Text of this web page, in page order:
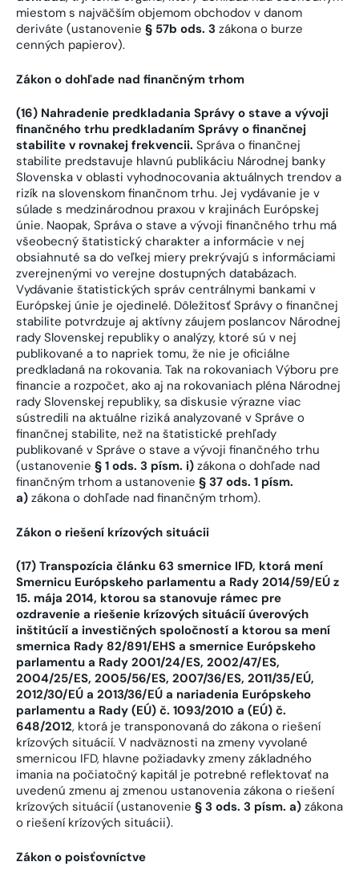
miestom s najväčším objemom obchodov v danom
deriváte (ustanovenie § 57b ods. 3 zákona o burze
cenných papierov).
Zákon o dohľade nad finančným trhom
(16) Nahradenie predkladania Správy o stave a vývoji
finančného trhu predkladaním Správy o finančnej
stabilite v rovnakej frekvencii. Správa o finančnej
stabilite predstavuje hlavnú publikáciu Národnej banky
Slovenska v oblasti vyhodnocovania aktuálnych trendov a
rizík na slovenskom finančnom trhu. Jej vydávanie je v
súlade s medzinárodnou praxou v krajinách Európskej
únie. Naopak, Správa o stave a vývoji finančného trhu má
všeobecný štatistický charakter a informácie v nej
obsiahnuté sa do veľkej miery prekrývajú s informáciami
zverejnenými vo verejne dostupných databázach.
Vydávanie štatistických správ centrálnymi bankami v
Európskej únie je ojedinelé. Dôležitosť Správy o finančnej
stabilite potvrdzuje aj aktívny záujem poslancov Národnej
rady Slovenskej republiky o analýzy, ktoré sú v nej
publikované a to napriek tomu, že nie je oficiálne
predkladaná na rokovania. Tak na rokovaniach Výboru pre
financie a rozpočet, ako aj na rokovaniach pléna Národnej
rady Slovenskej republiky, sa diskusie výrazne viac
sústredili na aktuálne riziká analyzované v Správe o
finančnej stabilite, než na štatistické prehľady
publikované v Správe o stave a vývoji finančného trhu
(ustanovenie § 1 ods. 3 písm. i) zákona o dohľade nad
finančným trhom a ustanovenie § 37 ods. 1 písm.
a) zákona o dohľade nad finančným trhom).
Zákon o riešení krízových situácii
(17) Transpozícia článku 63 smernice IFD, ktorá mení
Smernicu Európskeho parlamentu a Rady 2014/59/EÚ z
15. mája 2014, ktorou sa stanovuje rámec pre
ozdravenie a riešenie krízových situácií úverových
inštitúcií a investičných spoločností a ktorou sa mení
smernica Rady 82/891/EHS a smernice Európskeho
parlamentu a Rady 2001/24/ES, 2002/47/ES,
2004/25/ES, 2005/56/ES, 2007/36/ES, 2011/35/EÚ,
2012/30/EÚ a 2013/36/EÚ a nariadenia Európskeho
parlamentu a Rady (EÚ) č. 1093/2010 a (EÚ) č.
648/2012, ktorá je transponovaná do zákona o riešení
krízových situácií. V nadväznosti na zmeny vyvolané
smernicou IFD, hlavne požiadavky zmeny základného
imania na počiatočný kapitál je potrebné reflektovať na
uvedenú zmenu aj zmenou ustanovenia zákona o riešení
krízových situácií (ustanovenie § 3 ods. 3 písm. a) zákona
o riešení krízových situácii).
Zákon o poisťovníctve